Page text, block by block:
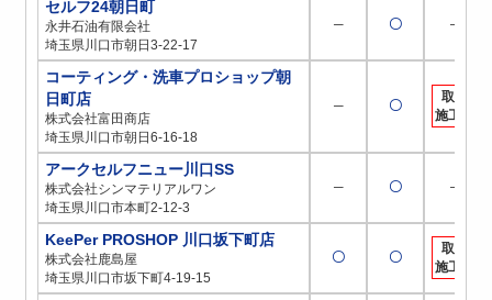
セルフ24朝日町
永井石油有限会社
埼玉県川口市朝日3-22-17
─ 〇 ─
コーティング・洗車プロショップ朝
日町店
株式会社富田商店
埼玉県川口市朝日6-16-18
─ 〇
取扱
施工店
アークセルフニュー川口SS
株式会社シンマテリアルワン
埼玉県川口市本町2-12-3
─ 〇 ─
KeePer PROSHOP 川口坂下町店
株式会社鹿島屋
埼玉県川口市坂下町4-19-15
〇 〇
取扱
施工店